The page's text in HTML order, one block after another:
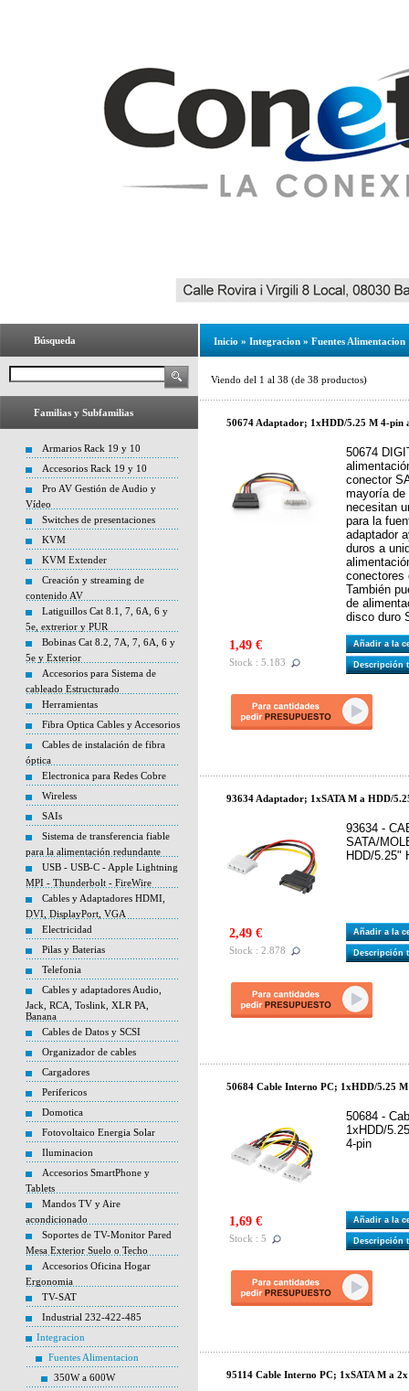
Búsqueda
Familias y Subfamilias
Armarios Rack 19 y 10
Accesorios Rack 19 y 10
Pro AV Gestión de Audio y
Vídeo
Switches de presentaciones
KVM
KVM Extender
Creación y streaming de
contenido AV
Latiguillos Cat 8.1, 7, 6A, 6 y
5e, extrerior y PUR
Bobinas Cat 8.2, 7A, 7, 6A, 6 y
5e y Exterior
Accesorios para Sistema de
cableado Estructurado
Herramientas
Fibra Optica Cables y Accesorios
Cables de instalación de fibra
óptica
Electronica para Redes Cobre
Wireless
SAIs
Sistema de transferencia fiable
para la alimentación redundante
USB - USB-C - Apple Lightning
MPI - Thunderbolt - FireWire
Cables y Adaptadores HDMI,
DVI, DisplayPort, VGA
Electricidad
Pilas y Baterias
Telefonia
Cables y adaptadores Audio,
Jack, RCA, Toslink, XLR PA,
Banana
Cables de Datos y SCSI
Organizador de cables
Cargadores
Perifericos
Domotica
Fotovoltaico Energia Solar
Iluminacion
Accesorios SmartPhone y
Tablets
Mandos TV y Aire
acondicionado
Soportes de TV-Monitor Pared
Mesa Exterior Suelo o Techo
Accesorios Oficina Hogar
Ergonomia
TV-SAT
Industrial 232-422-485
Integracion
Fuentes Alimentacion
350W a 600W
Inicio » Integracion » Fuentes Alimentacion
Viendo del 1 al 38 (de 38 productos)
50674 Adaptador; 1xHDD/5.25 M 4-pin
50674
conector
mayoría de
necesitan
para la
adaptador
duros a
conectores
También
de
disco duro
1,49 €
Stock : 5.183
Añadir a la
Descripción
93634 Adaptador; 1xSATA M a HDD/
93634 -
SATA/
HDD/5.25"
2,49 €
Stock : 2.878
Añadir a la
Descripción
50684 Cable Interno PC; 1xHDD/5.25
50684 -
1xHDD/
4-pin
1,69 €
Stock : 5
Añadir a la
Descripción
95114 Cable Interno PC; 1xSATA M a